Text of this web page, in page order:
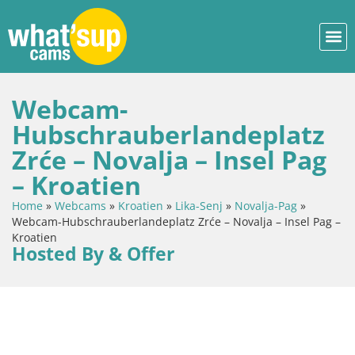
Webcam-
Hubschrauberlandeplatz
Zrće – Novalja – Insel Pag
– Kroatien
Home » Webcams » Kroatien » Lika-Senj » Novalja-Pag »
Webcam-Hubschrauberlandeplatz Zrće – Novalja – Insel Pag –
Kroatien
Hosted By & Offer